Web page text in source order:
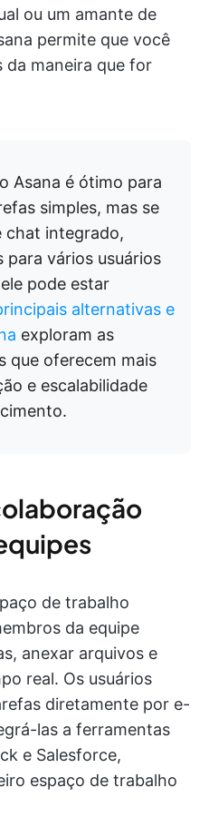
ou um amante de
permite que você
da maneira que for
Asana é ótimo para
simples, mas se
chat integrado,
vários usuários
pode estar
alternativas e
exploram as
que oferecem mais
e escalabilidade
de trabalho
da equipe
anexar arquivos e
real. Os usuários
diretamente por e-
las a ferramentas
e Salesforce,
espaço de trabalho